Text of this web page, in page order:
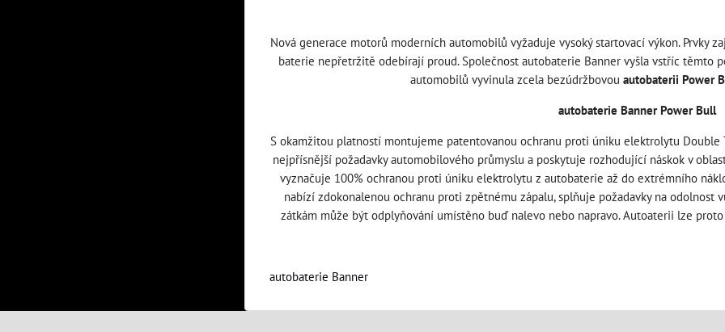
Nová generace motorů moderních automobilů vyžaduje vysoký startovací výkon. Prvky
baterie nepřetržitě odebírají proud. Společnost autobaterie Banner vyšla vstříc těmto
automobilů vyvinula zcela bezúdržbovou autobaterii Power
autobaterie Banner Power Bull
S okamžitou platností montujeme patentovanou ochranu proti úniku elektrolytu
nejpřísnější požadavky automobilového průmyslu a poskytuje rozhodující náskok v
vyznačuje 100% ochranou proti úniku elektrolytu z autobaterie až do extrémního
nabízí zdokonalenou ochranu proti zpětnému zápalu, splňuje požadavky na
zátkám může být odplyňování umístěno buď nalevo nebo napravo. Autoaterii lze
autobaterie Banner